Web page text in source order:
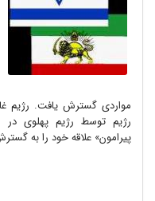
مواردی گسترش یافت. رژیم
رژیم توسط رژیم پهلوی در
پیرامون» علاقه خود را به گسترش